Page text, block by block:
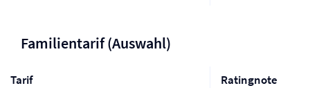
Familientarif (Auswahl)
Tarif
Ratingnote